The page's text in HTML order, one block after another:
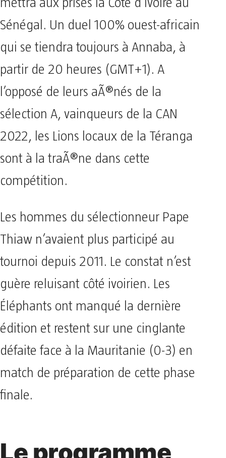
mettra aux prises la Côte d’Ivoire au
Sénégal. Un duel 100% ouest-africain
qui se tiendra toujours à Annaba, à
partir de 20 heures (GMT+1). A
l’opposé de leurs aÃ®nés de la
sélection A, vainqueurs de la CAN
2022, les Lions locaux de la Téranga
sont à la traÃ®ne dans cette
compétition.
Les hommes du sélectionneur Pape
Thiaw n’avaient plus participé au
tournoi depuis 2011. Le constat n’est
guère reluisant côté ivoirien. Les
Éléphants ont manqué la dernière
édition et restent sur une cinglante
défaite face à la Mauritanie (0-3) en
match de préparation de cette phase
finale.